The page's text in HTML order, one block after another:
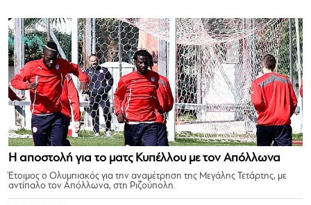
Η αποστολή για το ματς Κυπέλλου με τον Απόλλωνα
Έτοιμος ο Ολυμπιακός για την αναμέτρηση της Μεγάλης Τετάρτης, με
αντίπαλο τον Απόλλωνα, στη Ριζούπολη.